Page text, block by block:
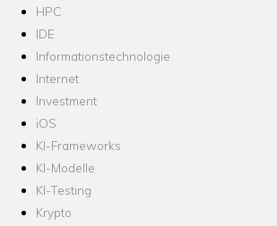
HPC
IDE
Informationstechnologie
Internet
Investment
iOS
KI-Frameworks
KI-Modelle
KI-Testing
Krypto